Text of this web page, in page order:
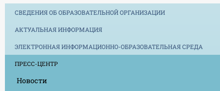
СВЕДЕНИЯ ОБ ОБРАЗОВАТЕЛЬНОЙ ОРГАНИЗАЦИИ
АКТУАЛЬНАЯ ИНФОРМАЦИЯ
ЭЛЕКТРОННАЯ ИНФОРМАЦИОННО-ОБРАЗОВАТЕЛЬНАЯ СРЕДА
ПРЕСС-ЦЕНТР
Новости